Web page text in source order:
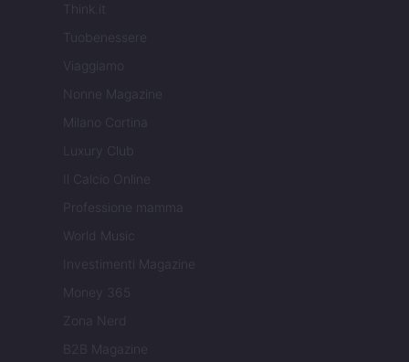
Think.it
Tuobenessere
Viaggiamo
Nonne Magazine
Milano Cortina
Luxury Club
Il Calcio Online
Professione mamma
World Music
Investimenti Magazine
Money 365
Zona Nerd
B2B Magazine